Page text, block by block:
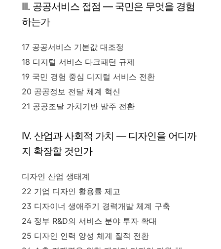
III. 공공서비스 접점 — 국민은 무엇을 경험
하는가
17 공공서비스 기본값 대조정
18 디지털 서비스 다크패턴 규제
19 국민 경험 중심 디지털 서비스 전환
20 공공정보 전달 체계 혁신
21 공공조달 가치기반 발주 전환
IV. 산업과 사회적 가치 — 디자인을 어디까
지 확장할 것인가
디자인 산업 생태계
22 기업 디자인 활용률 제고
23 디자이너 생애주기 경력개발 체계 구축
24 정부 R&D의 서비스 분야 투자 확대
25 디자인 인력 양성 체계 질적 전환